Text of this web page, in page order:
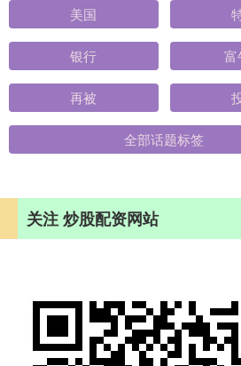
美国
银行 富
再被
全部话题标签
关注 炒股配资网站